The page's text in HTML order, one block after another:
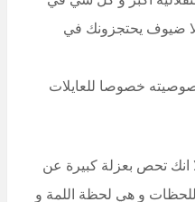
ضيوف يحتجزونك في
خصوصا للعايلات
انك تحص بعزلة كبيرة عن
و هي لحظة اللمة و